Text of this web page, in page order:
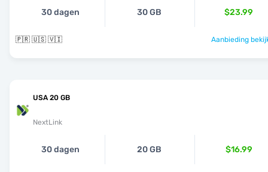
30 dagen 30 GB $23.99
🇵🇷 🇺🇸 🇻🇮 Aanbieding
USA 20 GB
NextLink
30 dagen 20 GB $16.99